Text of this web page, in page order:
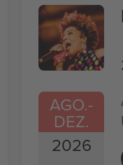
AGO.-
DEZ.
2026